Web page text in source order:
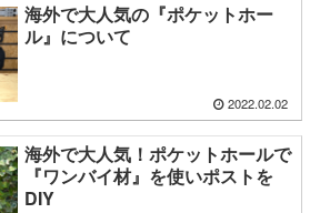
海外で大人気の『ポケットホー
ル』について
2022.02.02
海外で大人気！ポケットホールで
『ワンバイ材』を使いポストを
DIY